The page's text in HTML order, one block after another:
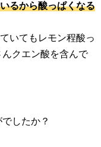
るから酸っぱくなる
いてもレモン程酸っ
クエン酸を含んで
したか？